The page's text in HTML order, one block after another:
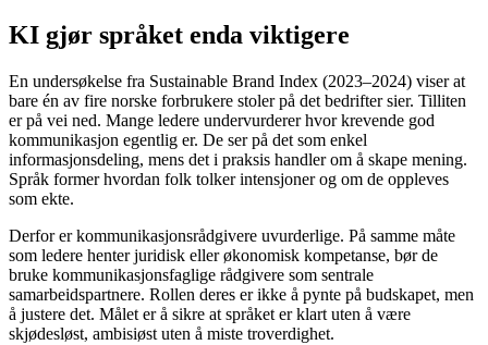
KI gjør språket enda viktigere
En undersøkelse fra Sustainable Brand Index (2023–2024) viser at
bare én av fire norske forbrukere stoler på det bedrifter sier. Tilliten
er på vei ned. Mange ledere undervurderer hvor krevende god
kommunikasjon egentlig er. De ser på det som enkel
informasjonsdeling, mens det i praksis handler om å skape mening.
Språk former hvordan folk tolker intensjoner og om de oppleves
som ekte.
Derfor er kommunikasjonsrådgivere uvurderlige. På samme måte
som ledere henter juridisk eller økonomisk kompetanse, bør de
bruke kommunikasjonsfaglige rådgivere som sentrale
samarbeidspartnere. Rollen deres er ikke å pynte på budskapet, men
å justere det. Målet er å sikre at språket er klart uten å være
skjødesløst, ambisiøst uten å miste troverdighet.